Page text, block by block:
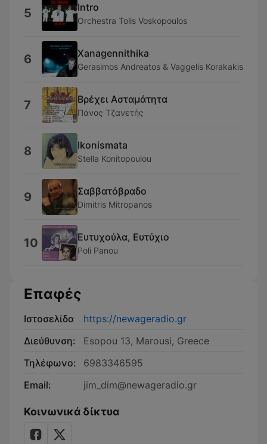
5 Intro
Orchestra Tolis Voskopoulos
6 Xanagennithika
Gerasimos Andreatos & Vaggelis Korakakis
7 Βρέχει Ασταμάτητα
Πάνος Τζανετής
8 Ikonismata
Stella Konitopoulou
9 Σαββατόβραδο
Dimitris Mitropanos
10 Ευτυχούλα, Ευτύχιο
Poli Panou
Επαφές
Ιστοσελίδα
https://newageradio.gr
Διεύθυνση:
Esopou 13, Marousi, Greece
Τηλέφωνο:
6983346595
Email:
jim_dim@newageradio.gr
Κοινωνικά δίκτυα